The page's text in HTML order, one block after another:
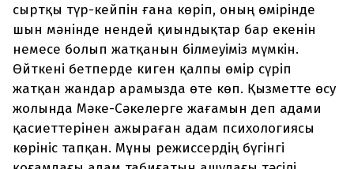
сыртқы түр-кейпін ғана көріп, оның өмірінде
шын мәнінде нендей қиындықтар бар екенін
немесе болып жатқанын білмеуіміз мүмкін.
Өйткені бетперде киген қалпы өмір сүріп
жатқан жандар арамызда өте көп. Қызметте өсу
жолында Мәке-Сәкелерге жағамын деп адами
қасиеттерінен ажыраған адам психологиясы
көрініс тапқан. Мұны режиссердің бүгінгі